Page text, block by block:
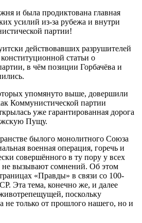
и была продиктована главная
усилий из-за рубежа и внутри
партии!
действовавших разрушителей
статьи о
в чём позиции Горбачёва и
упомянуто выше, довершили
Коммунистической партии
уже гарантированная дорога
Пущу.
былого монолитного Союза
военная операция, горечь и
совершённого в ту пору у всех
вызывают сомнений. Об этом
«Правды» в связи со 100-
Эта тема, конечно же, и далее
поскольку
не только от прошлого нашего, но и